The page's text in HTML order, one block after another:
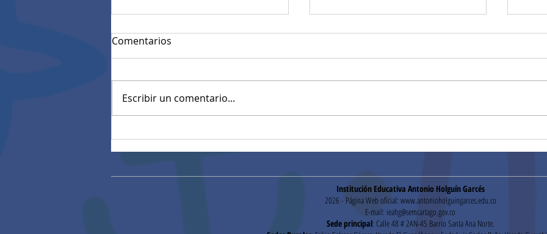
de Rectoría
¡Gracias!
Comentarios
Escribir un comentario...
Institución Educativa Antonio Holguín Garcés
2026 - Página Web oficial: www.antonioholguingarces.edu.co
E-mail: ieahg@semcartago.gov.co
Sede principal: Calle 48 # 2AN-45 Barrio Santa Ana Norte.